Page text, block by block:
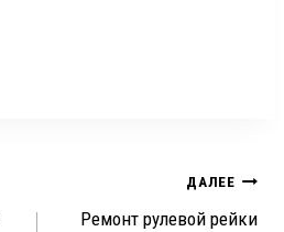
ДАЛЕЕ
Ремонт рулевой рейки